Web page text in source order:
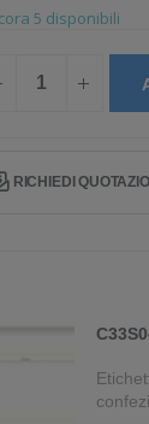
5 disponibili
RICHIEDI